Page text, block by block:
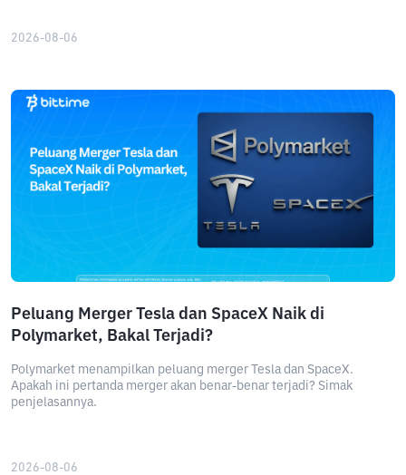
2026-08-06
Peluang Merger Tesla dan SpaceX Naik di
Polymarket, Bakal Terjadi?
Polymarket menampilkan peluang merger Tesla dan SpaceX.
Apakah ini pertanda merger akan benar-benar terjadi? Simak
penjelasannya.
2026-08-06